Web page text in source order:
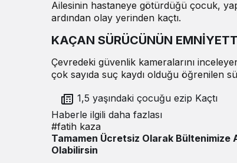
Ailesinin hastaneye götürdüğü çocuk,
ardından olay yerinden kaçtı.
KAÇAN SÜRÜCÜNÜN
Çevredeki güvenlik kameralarını
çok sayıda suç kaydı olduğu öğrenilen
1,5 yaşındaki çocuğu ezip Kaçtı
Haberle ilgili daha fazlası
#fatih kaza
Tamamen Ücretsiz Olarak Bültenimize
Olabilirsin